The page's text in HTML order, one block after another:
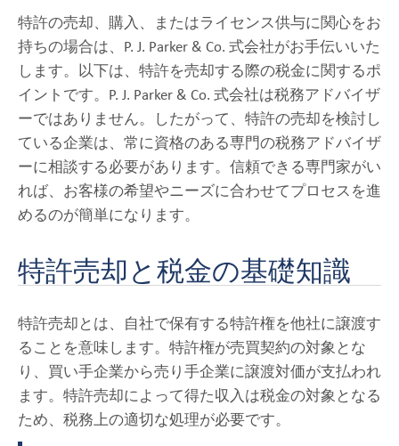
イ
ト
企
業
情
ブ
ロ
グ
特許の売却、購入、またはライセンス供与に関心をお
持ちの場合は、P. J. Parker & Co. 式会社がお手伝いいた
します。以下は、特許を売却する際の税金に関するポ
イントです。P. J. Parker & Co. 式会社は税務アドバイザ
ーではありません。したがって、特許の売却を検討し
ている企業は、常に資格のある専門の税務アドバイザ
ーに相談する必要があります。信頼できる専門家がい
れば、お客様の希望やニーズに合わせてプロセスを進
めるのが簡単になります。
特許売却と税金の基礎知識
特許売却とは、自社で保有する特許権を他社に譲渡す
ることを意味します。特許権が売買契約の対象とな
り、買い手企業から売り手企業に譲渡対価が支払われ
ます。特許売却によって得た収入は税金の対象となる
ため、税務上の適切な処理が必要です。